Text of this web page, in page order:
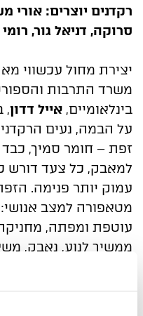
רקדנים יוצרים: אורי
סרוקה, דניאל גור,
יצירת מחול עכשווי
משרד התרבות
בינלאומיים, אייל דדון,
על הבמה, נעים
זפת – חומר סמיך,
למאבק, כל צעד דורש
עמוק יותר פנימה.
מטאפורה למצב אנושי:
עוטפת ומפתה,
ממשיך לנוע, נאבק,